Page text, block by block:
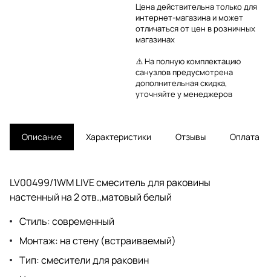
Цена действительна только для
интернет-магазина и может
отличаться от цен в розничных
магазинах
⚠️ На полную комплектацию
санузлов предусмотрена
дополнительная скидка,
уточняйте у менеджеров
Описание Характеристики Отзывы Оплата
LV00499/1WM LIVE смеситель для раковины
настенный на 2 отв.,матовый белый
Стиль: современный
Монтаж: на стену (встраиваемый)
Тип: смесители для раковин